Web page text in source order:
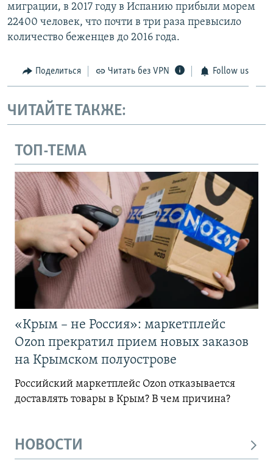
миграции, в 2017 году в Испанию прибыли морем
22400 человек, что почти в три раза превысило
количество беженцев до 2016 года.
Поделиться Читать без VPN Follow us
ЧИТАЙТЕ ТАКЖЕ:
ТОП-ТЕМА
«Крым – не Россия»: маркетплейс
Ozon прекратил прием новых заказов
на Крымском полуострове
Российский маркетплейс Ozon отказывается
доставлять товары в Крым? В чем причина?
НОВОСТИ